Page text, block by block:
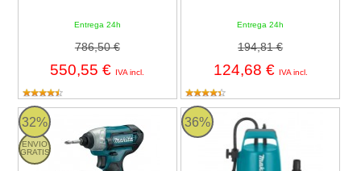
Entrega 24h
786,50 €
550,55 € IVA incl.
Entrega 24h
194,81 €
124,68 € IVA incl.
32%
ENVIO
GRATIS
Atornillador de impacto Makita TD110D 12Vmax CXT 1/4"
36%
Bomba sumergible Makita